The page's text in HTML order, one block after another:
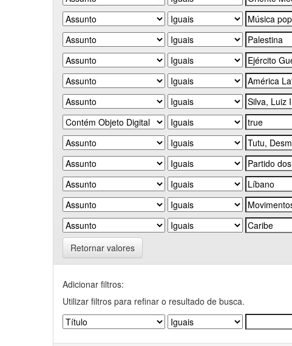
Retornar valores
Adicionar filtros:
Utilizar filtros para refinar o resultado de busca.